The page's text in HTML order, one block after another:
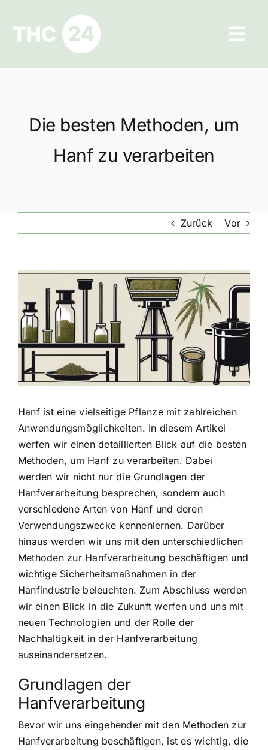
springen
Ratgeber
Datenschutz
Die besten Methoden, um
Hanf zu verarbeiten
Zurück Vor
Zeige
grösseres
Bild
Hanf ist eine vielseitige Pflanze mit zahlreichen
Anwendungsmöglichkeiten. In diesem Artikel
werfen wir einen detaillierten Blick auf die besten
Methoden, um Hanf zu verarbeiten. Dabei
werden wir nicht nur die Grundlagen der
Hanfverarbeitung besprechen, sondern auch
verschiedene Arten von Hanf und deren
Verwendungszwecke kennenlernen. Darüber
hinaus werden wir uns mit den unterschiedlichen
Methoden zur Hanfverarbeitung beschäftigen und
wichtige Sicherheitsmaßnahmen in der
Hanfindustrie beleuchten. Zum Abschluss werden
wir einen Blick in die Zukunft werfen und uns mit
neuen Technologien und der Rolle der
Nachhaltigkeit in der Hanfverarbeitung
auseinandersetzen.
Grundlagen der
Hanfverarbeitung
Bevor wir uns eingehender mit den Methoden zur
Hanfverarbeitung beschäftigen, ist es wichtig, die